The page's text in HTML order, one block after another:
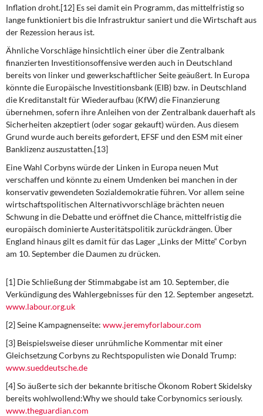
Inflation droht.[12] Es sei damit ein Programm, das mittelfristig so
lange funktioniert bis die Infrastruktur saniert und die Wirtschaft aus
der Rezession heraus ist.
Ähnliche Vorschläge hinsichtlich einer über die Zentralbank
finanzierten Investitionsoffensive werden auch in Deutschland
bereits von linker und gewerkschaftlicher Seite geäußert. In Europa
könnte die Europäische Investitionsbank (EIB) bzw. in Deutschland
die Kreditanstalt für Wiederaufbau (KfW) die Finanzierung
übernehmen, sofern ihre Anleihen von der Zentralbank dauerhaft als
Sicherheiten akzeptiert (oder sogar gekauft) würden. Aus diesem
Grund wurde auch bereits gefordert, EFSF und den ESM mit einer
Banklizenz auszustatten.[13]
Eine Wahl Corbyns würde der Linken in Europa neuen Mut
verschaffen und könnte zu einem Umdenken bei manchen in der
konservativ gewendeten Sozialdemokratie führen. Vor allem seine
wirtschaftspolitischen Alternativvorschläge brächten neuen
Schwung in die Debatte und eröffnet die Chance, mittelfristig die
europäisch dominierte Austeritätspolitik zurückdrängen. Über
England hinaus gilt es damit für das Lager „Links der Mitte“ Corbyn
am 10. September die Daumen zu drücken.
[1] Die Schließung der Stimmabgabe ist am 10. September, die
Verkündigung des Wahlergebnisses für den 12. September angesetzt.
www.labour.org.uk
[2] Seine Kampagnenseite: www.jeremyforlabour.com
[3] Beispielsweise dieser unrühmliche Kommentar mit einer
Gleichsetzung Corbyns zu Rechtspopulisten wie Donald Trump:
www.sueddeutsche.de
[4] So äußerte sich der bekannte britische Ökonom Robert Skidelsky
bereits wohlwollend:Why we should take Corbynomics seriously.
www.theguardian.com